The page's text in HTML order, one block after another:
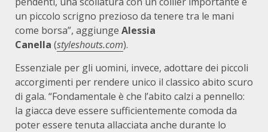
un piccolo scrigno prezioso da tenere tra le mani
come borsa”, aggiunge Alessia
Canella (styleshouts.com).
Essenziale per gli uomini, invece, adottare dei piccoli
accorgimenti per rendere unico il classico abito scuro
di gala. “Fondamentale è che l’abito calzi a pennello:
la giacca deve essere sufficientemente comoda da
poter essere tenuta allacciata anche durante lo